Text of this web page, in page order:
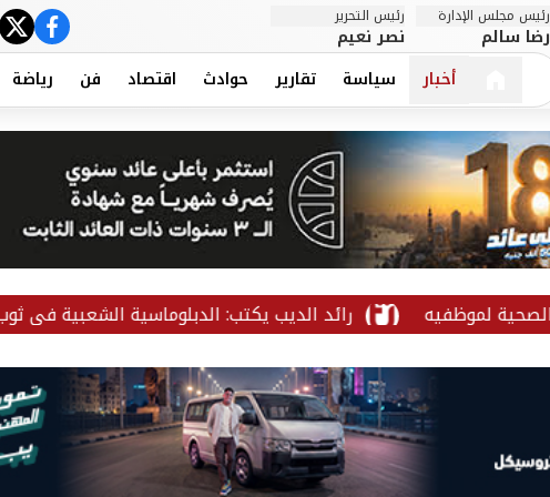
رئيس مجلس الإدارة
رضا سالم
رئيس التحرير
نصر نعيم
أخبار سياسة تقارير حوادث اقتصاد فن رياضة
رائد الديب يكتب: الدبلوماسية الشعبية في ثوب كرة القدم.. كيف يمد